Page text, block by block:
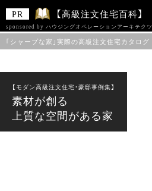
【高級注文住宅百科】
sponsored by ハウジングオペレーションアーキテクツ
｢シャープな家｣実際の高級注文住宅カタログ
【モダン高級注文住宅・豪邸事例集】
素材が創る
上質な空間がある家